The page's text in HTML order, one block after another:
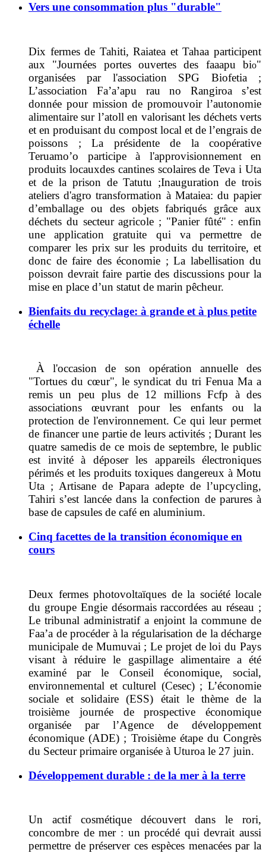
Vers une consommation plus "durable"
Dix fermes de Tahiti, Raiatea et Tahaa participent
aux "Journées portes ouvertes des faaapu bio"
organisées par l'association SPG Biofetia ;
L’association Fa’a’apu rau no Rangiroa s’est
donnée pour mission de promouvoir l’autonomie
alimentaire sur l’atoll en valorisant les déchets verts
et en produisant du compost local et de l’engrais de
poissons ; La présidente de la coopérative
Teruamo’o participe à l'approvisionnement en
produits locauxdes cantines scolaires de Teva i Uta
et de la prison de Tatutu ;Inauguration de trois
ateliers d'agro transformation à Mataiea: du papier
d’emballage ou des objets fabriqués grâce aux
déchets du secteur agricole ; "Panier fûté" : enfin
une application gratuite qui va permettre de
comparer les prix sur les produits du territoire, et
donc de faire des économie ; La labellisation du
poisson devrait faire partie des discussions pour la
mise en place d’un statut de marin pêcheur.
Bienfaits du recyclage: à grande et à plus petite
échelle
À l'occasion de son opération annuelle des
"Tortues du cœur", le syndicat du tri Fenua Ma a
remis un peu plus de 12 millions Fcfp à des
associations œuvrant pour les enfants ou la
protection de l'environnement. Ce qui leur permet
de financer une partie de leurs activités ; Durant les
quatre samedis de ce mois de septembre, le public
est invité à déposer les appareils électroniques
périmés et les produits toxiques dangereux à Motu
Uta ; Artisane de Papara adepte de l’upcycling,
Tahiri s’est lancée dans la confection de parures à
base de capsules de café en aluminium.
Cinq facettes de la transition économique en
cours
Deux fermes photovoltaïques de la société locale
du groupe Engie désormais raccordées au réseau ;
Le tribunal administratif a enjoint la commune de
Faa’a de procéder à la régularisation de la décharge
municipale de Mumuvai ; Le projet de loi du Pays
visant à réduire le gaspillage alimentaire a été
examiné par le Conseil économique, social,
environnemental et culturel (Cesec) ; L’économie
sociale et solidaire (ESS) était le thème de la
troisième journée de prospective économique
organisée par l’Agence de développement
économique (ADE) ; Troisième étape du Congrès
du Secteur primaire organisée à Uturoa le 27 juin.
Développement durable : de la mer à la terre
Un actif cosmétique découvert dans le rori,
concombre de mer : un procédé quidevrait aussi
permettre de préserver ces espèces menacées par la